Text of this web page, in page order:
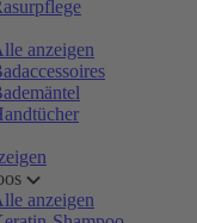
anzeigen
anzeigen